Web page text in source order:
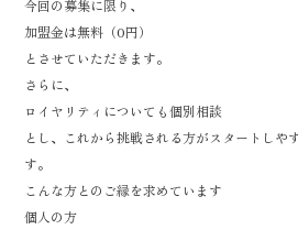
今回の募集に限り、
加盟金は無料（0円）
とさせていただきます。
さらに、
ロイヤリティについても個別相談
とし、これから挑戦される方がスタートしや
す。
こんな方とのご縁を求めています
個人の方